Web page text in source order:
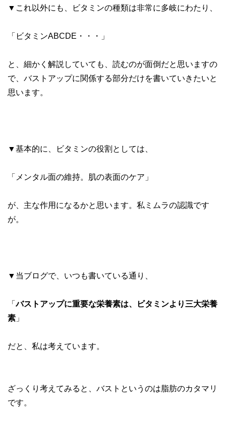
▼これ以外にも、ビタミンの種類は非常に多岐にわたり、
「ビタミンABCDE・・・」
と、細かく解説していても、読むのが面倒だと思いますの
で、バストアップに関係する部分だけを書いていきたいと
思います。
▼基本的に、ビタミンの役割としては、
「メンタル面の維持。肌の表面のケア」
が、主な作用になるかと思います。私ミムラの認識です
が。
▼当ブログで、いつも書いている通り、
「バストアップに重要な栄養素は、ビタミンより三大栄養
素 」
だと、私は考えています。
ざっくり考えてみると、バストというのは脂肪のカタマリ
です。